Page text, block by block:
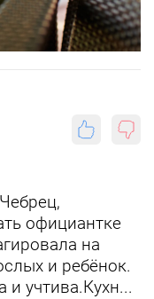
официантке
на
и ребёнок.
и учтива.Кухн...